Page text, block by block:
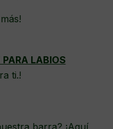
LABIOS
ti.!